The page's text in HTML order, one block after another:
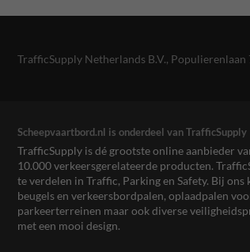
TrafficSupply Netherlands B.V., Populierenlaan
Scheepvaartbord.nl is onderdeel van TrafficSupply
TrafficSupply is dé grootste online aanbieder
10.000 verkeersgerelateerde producten.
te verdelen in Traffic, Parking en Safety. Bij
beugels en verkeersbordpalen, oplaadpalen
parkeerterreinen maar ook diverse
met een mooi design.